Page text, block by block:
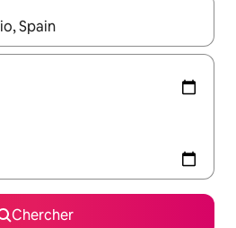
affichés, parcourez-les en utilisant
Chercher